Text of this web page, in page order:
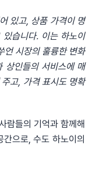
있고, 상품 가격이 명
습니다. 이는 하노이
언 시장의 훌륭한 변화
상인들의 서비스에 매
고, 가격 표시도 명확
람들의 기억과 함께해
으로, 수도 하노이의